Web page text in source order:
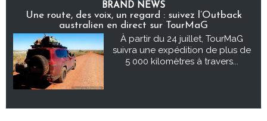
BRAND NEWS
Une route, des voix, un regard : suivez l’Outback
australien en direct sur TourMaG
À partir du 24 juillet, TourMaG
suivra une expédition de plus de
5 000 kilomètres à travers...